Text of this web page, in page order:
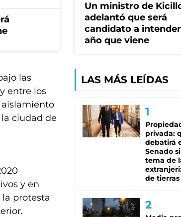
las
entre los
ciudad de
y en
protesta
Un ministro de
adelantó que será
candidato a
año que viene
LAS MÁS LEÍDAS
privada:
debatirá
Senado
tema de
de tierras